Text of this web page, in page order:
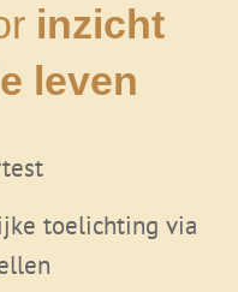
inzicht
leven
toelichting via